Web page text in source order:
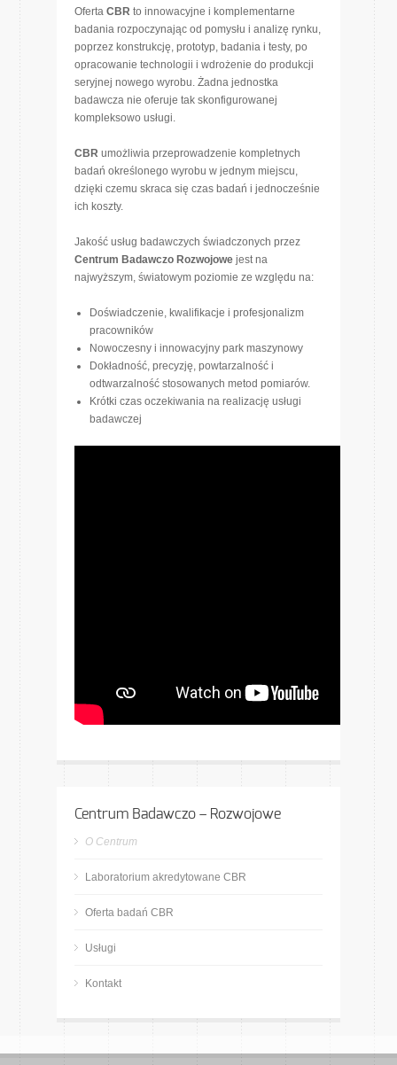
Oferta CBR to innowacyjne i komplementarne
badania rozpoczynając od pomysłu i analizę rynku,
poprzez konstrukcję, prototyp, badania i testy, po
opracowanie technologii i wdrożenie do produkcji
seryjnej nowego wyrobu. Żadna jednostka
badawcza nie oferuje tak skonfigurowanej
kompleksowo usługi.
CBR umożliwia przeprowadzenie kompletnych
badań określonego wyrobu w jednym miejscu,
dzięki czemu skraca się czas badań i jednocześnie
ich koszty.
Jakość usług badawczych świadczonych przez
Centrum Badawczo Rozwojowe jest na
najwyższym, światowym poziomie ze względu na:
Doświadczenie, kwalifikacje i profesjonalizm
pracowników
Nowoczesny i innowacyjny park maszynowy
Dokładność, precyzję, powtarzalność i
odtwarzalność stosowanych metod pomiarów.
Krótki czas oczekiwania na realizację usługi
badawczej
Centrum Badawczo – Rozwojowe
O Centrum
Laboratorium akredytowane CBR
Oferta badań CBR
Usługi
Kontakt